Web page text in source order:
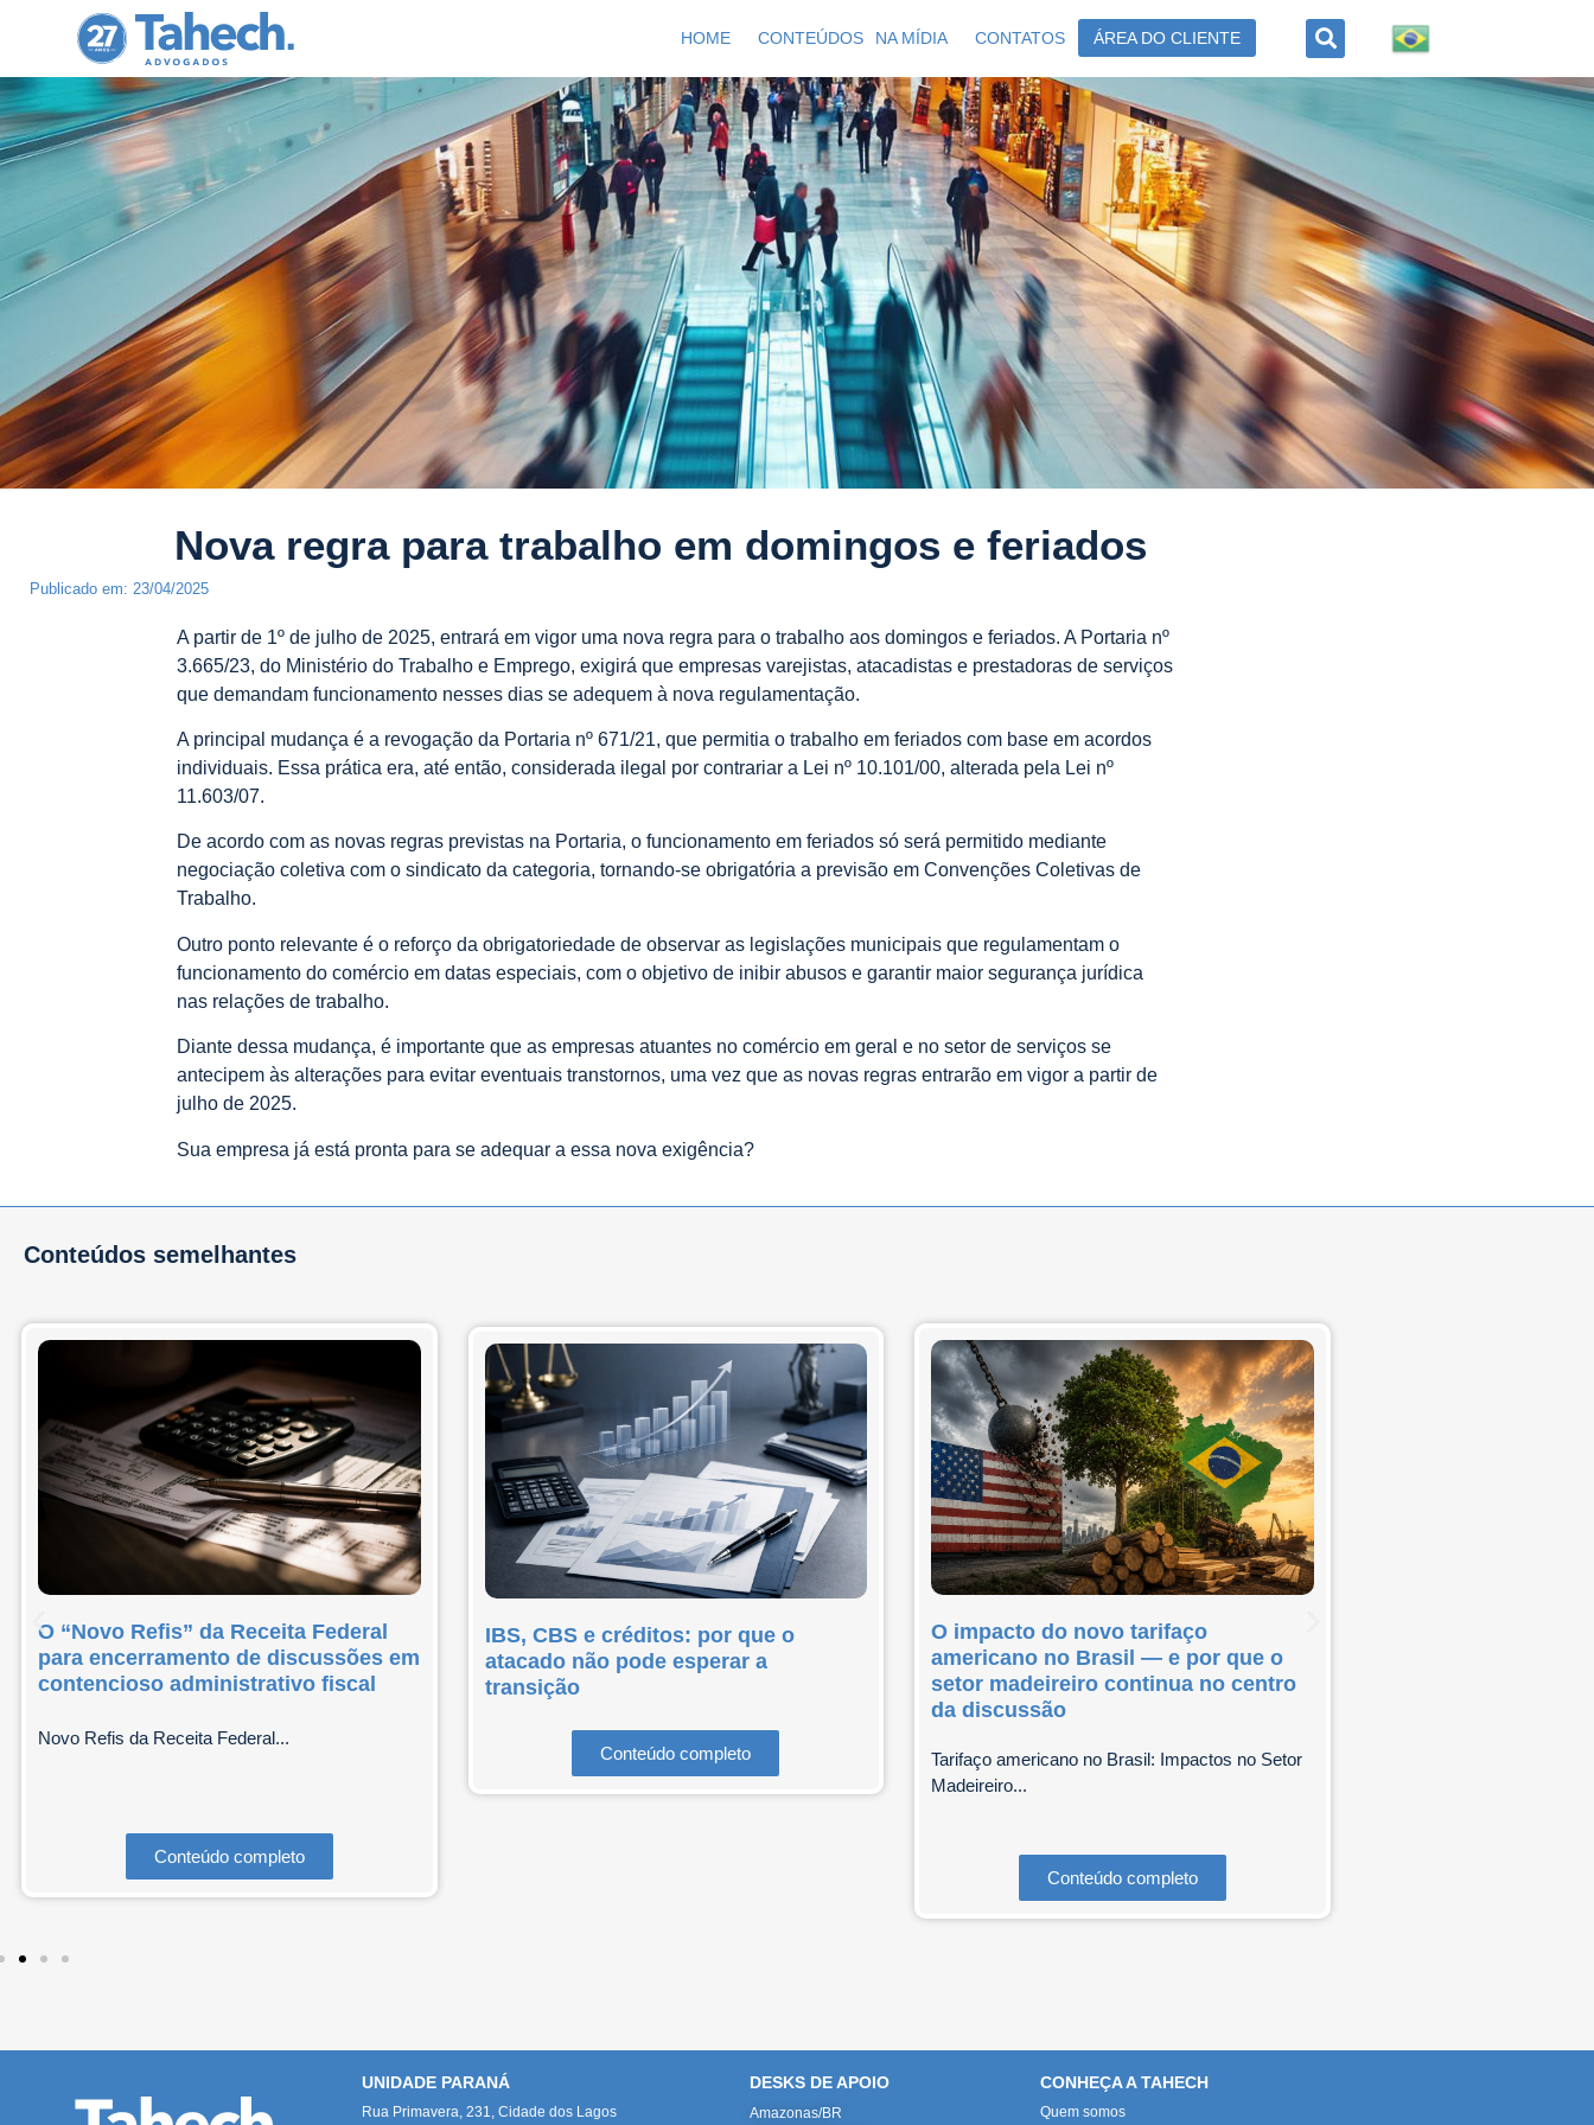
HOME CONTEÚDOS NA MÍDIA CONTATOS ÁREA DO CLIENTE
Nova regra para trabalho em domingos e feriados
Publicado em: 23/04/2025
A partir de 1º de julho de 2025, entrará em vigor uma nova regra para o trabalho aos domingos e feriados. A Portaria nº
3.665/23, do Ministério do Trabalho e Emprego, exigirá que empresas varejistas, atacadistas e prestadoras de serviços
que demandam funcionamento nesses dias se adequem à nova regulamentação.
A principal mudança é a revogação da Portaria nº 671/21, que permitia o trabalho em feriados com base em acordos
individuais. Essa prática era, até então, considerada ilegal por contrariar a Lei nº 10.101/00, alterada pela Lei nº
11.603/07.
De acordo com as novas regras previstas na Portaria, o funcionamento em feriados só será permitido mediante
negociação coletiva com o sindicato da categoria, tornando-se obrigatória a previsão em Convenções Coletivas de
Trabalho.
Outro ponto relevante é o reforço da obrigatoriedade de observar as legislações municipais que regulamentam o
funcionamento do comércio em datas especiais, com o objetivo de inibir abusos e garantir maior segurança jurídica
nas relações de trabalho.
Diante dessa mudança, é importante que as empresas atuantes no comércio em geral e no setor de serviços se
antecipem às alterações para evitar eventuais transtornos, uma vez que as novas regras entrarão em vigor a partir de
julho de 2025.
Sua empresa já está pronta para se adequar a essa nova exigência?
Conteúdos semelhantes
O “Novo Refis” da Receita Federal
para encerramento de discussões em
contencioso administrativo fiscal
Novo Refis da Receita Federal...
Conteúdo completo
IBS, CBS e créditos: por que o
atacado não pode esperar a
transição
Conteúdo completo
O impacto do novo tarifaço
americano no Brasil — e por que o
setor madeireiro continua no centro
da discussão
Tarifaço americano no Brasil: Impactos no Setor
Madeireiro...
Conteúdo completo
UNIDADE PARANÁ
Rua Primavera, 231, Cidade dos Lagos
DESKS DE APOIO
Amazonas/BR
CONHEÇA A TAHECH
Quem somos